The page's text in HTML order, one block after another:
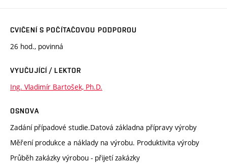
CVIČENÍ S POČÍTAČOVOU PODPOROU
26 hod., povinná
VYUČUJÍCÍ / LEKTOR
Ing. Vladimír Bartošek, Ph.D.
OSNOVA
Zadání případové studie.Datová základna přípravy výroby
Měření produkce a náklady na výrobu. Produktivita výroby
Průběh zakázky výrobou - přijetí zakázky